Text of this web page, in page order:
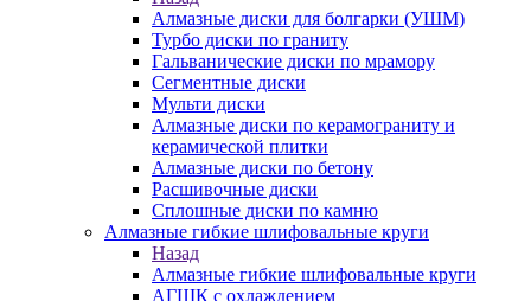
Алмазные диски для болгарки (УШМ)
Турбо диски по граниту
Гальванические диски по мрамору
Сегментные диски
Мульти диски
Алмазные диски по керамограниту и
керамической плитки
Алмазные диски по бетону
Расшивочные диски
Сплошные диски по камню
Алмазные гибкие шлифовальные круги
Назад
Алмазные гибкие шлифовальные круги
АГШК с охлаждением